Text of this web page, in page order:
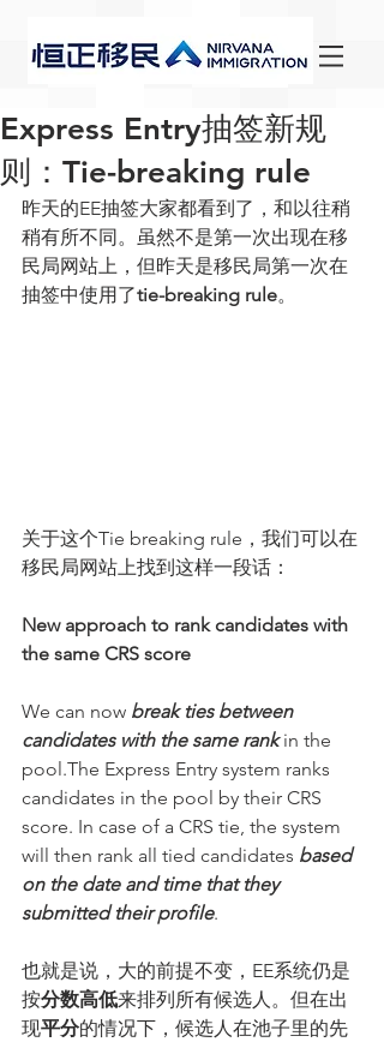
Express Entry抽签新规
则：Tie-breaking rule
昨天的EE抽签大家都看到了，和以往稍
稍有所不同。虽然不是第一次出现在移
民局网站上，但昨天是移民局第一次在
抽签中使用了tie-breaking rule。
关于这个Tie breaking rule，我们可以在
移民局网站上找到这样一段话：
New approach to rank candidates with
the same CRS score
We can now break ties between
candidates with the same rank in the
pool.The Express Entry system ranks
candidates in the pool by their CRS
score. In case of a CRS tie, the system
will then rank all tied candidates based
on the date and time that they
submitted their profile.
也就是说，大的前提不变，EE系统仍是
按分数高低来排列所有候选人。但在出
现平分的情况下，候选人在池子里的先